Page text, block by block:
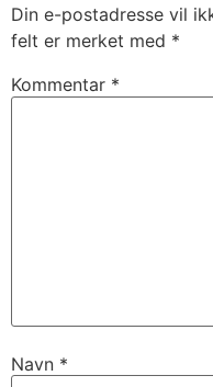
Din e-postadresse vil
felt er merket med *
Kommentar *
Navn *